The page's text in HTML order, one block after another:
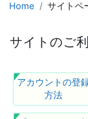
Home サイトペ
サイトのご
アカウントの登
方法